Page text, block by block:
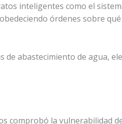
inteligentes como el
órdenes sobre
abastecimiento de agua,
comprobó la vulnerabilidad